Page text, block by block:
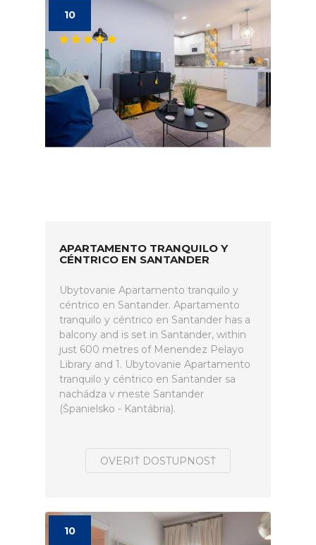
10
APARTAMENTO TRANQUILO Y
CÉNTRICO EN SANTANDER
Ubytovanie Apartamento tranquilo y
céntrico en Santander. Apartamento
tranquilo y céntrico en Santander has a
balcony and is set in Santander, within
just 600 metres of Menendez Pelayo
Library and 1. Ubytovanie Apartamento
tranquilo y céntrico en Santander sa
nachádza v meste Santander
(Španielsko - Kantábria).
OVERIŤ DOSTUPNOSŤ
10